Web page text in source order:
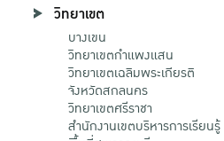
วิทยาเขต
บางเขน
วิทยาเขตกําแพงแสน
วิทยาเขตเฉลิมพระเกียรติ
จังหวัดสกลนคร
วิทยาเขตศรีราชา
สำนักงานเขตบริหารการเรียนรู้